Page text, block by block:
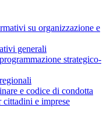
su organizzazione e
generali
strategico-
e codice di condotta
e imprese